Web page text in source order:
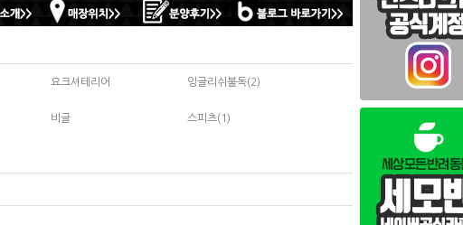
요크셔테리어 잉글리쉬불독(2)
비글 스피츠(1)